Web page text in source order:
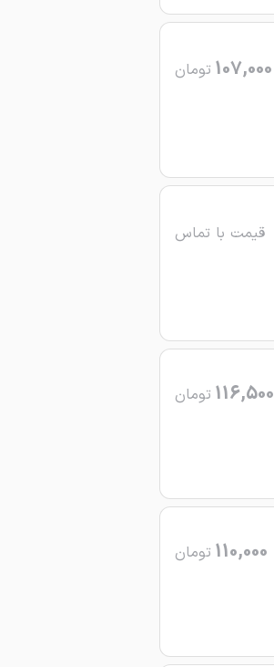
107,000 تومان
قیمت با تماس
116,500 تومان
110,000 تومان